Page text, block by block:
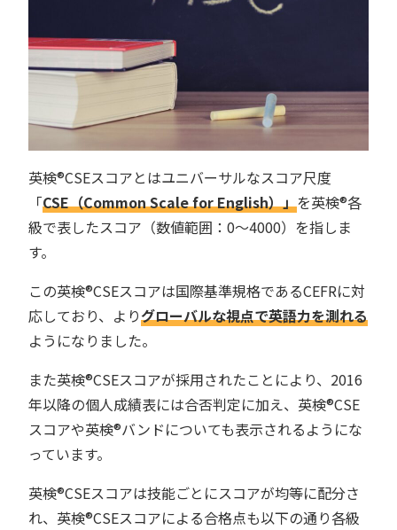
英検®︎CSEスコアとはユニバーサルなスコア尺度
「CSE（Common Scale for English）」を英検®︎各
級で表したスコア（数値範囲：0～4000）を指しま
す。
この英検®︎CSEスコアは国際基準規格であるCEFRに対
応しており、よりグローバルな視点で英語力を測れる
ようになりました。
また英検®︎CSEスコアが採用されたことにより、2016
年以降の個人成績表には合否判定に加え、英検®︎CSE
スコアや英検®︎バンドについても表示されるようにな
っています。
英検®︎CSEスコアは技能ごとにスコアが均等に配分さ
れ、英検®︎CSEスコアによる合格点も以下の通り各級